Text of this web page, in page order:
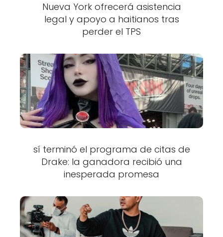
Nueva York ofrecerá asistencia
legal y apoyo a haitianos tras
perder el TPS
sí terminó el programa de citas de
Drake: la ganadora recibió una
inesperada promesa